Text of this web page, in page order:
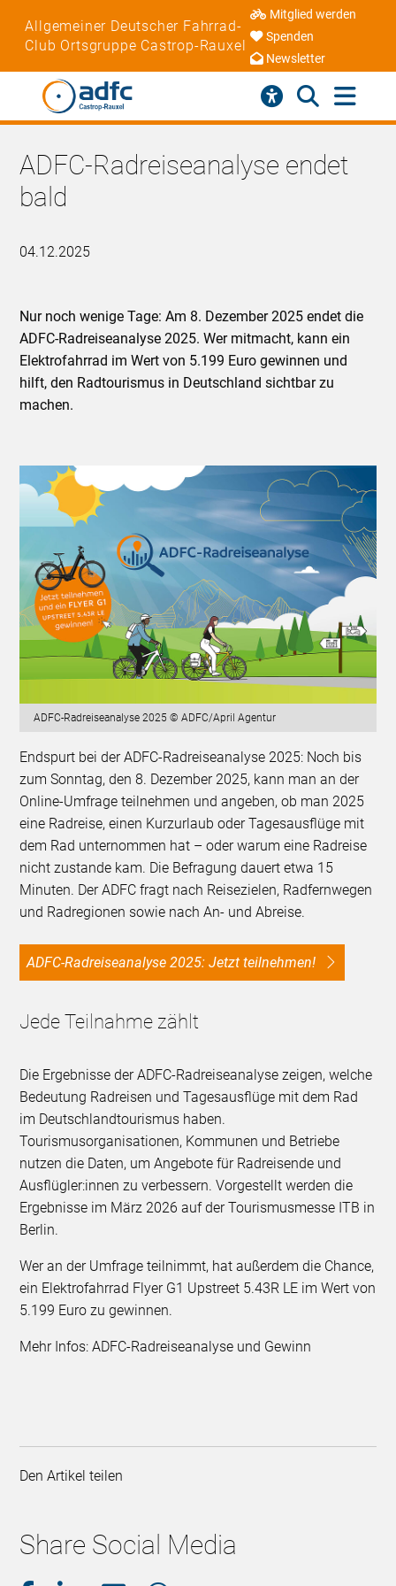
Allgemeiner Deutscher Fahrrad-
Club Ortsgruppe Castrop-Rauxel
Mitglied werden
Spenden
Newsletter
ADFC-Radreiseanalyse endet
bald
04.12.2025
Nur noch wenige Tage: Am 8. Dezember 2025 endet die
ADFC-Radreiseanalyse 2025. Wer mitmacht, kann ein
Elektrofahrrad im Wert von 5.199 Euro gewinnen und
hilft, den Radtourismus in Deutschland sichtbar zu
machen.
ADFC-Radreiseanalyse 2025 © ADFC/April Agentur
Endspurt bei der ADFC-Radreiseanalyse 2025: Noch bis
zum Sonntag, den 8. Dezember 2025, kann man an der
Online-Umfrage teilnehmen und angeben, ob man 2025
eine Radreise, einen Kurzurlaub oder Tagesausflüge mit
dem Rad unternommen hat – oder warum eine Radreise
nicht zustande kam. Die Befragung dauert etwa 15
Minuten. Der ADFC fragt nach Reisezielen, Radfernwegen
und Radregionen sowie nach An- und Abreise.
ADFC-Radreiseanalyse 2025: Jetzt teilnehmen!
Jede Teilnahme zählt
Die Ergebnisse der ADFC-Radreiseanalyse zeigen, welche
Bedeutung Radreisen und Tagesausflüge mit dem Rad
im Deutschlandtourismus haben.
Tourismusorganisationen, Kommunen und Betriebe
nutzen die Daten, um Angebote für Radreisende und
Ausflügler:innen zu verbessern. Vorgestellt werden die
Ergebnisse im März 2026 auf der Tourismusmesse ITB in
Berlin.
Wer an der Umfrage teilnimmt, hat außerdem die Chance,
ein Elektrofahrrad Flyer G1 Upstreet 5.43R LE im Wert von
5.199 Euro zu gewinnen.
Mehr Infos: ADFC-Radreiseanalyse und Gewinn
Den Artikel teilen
Share Social Media